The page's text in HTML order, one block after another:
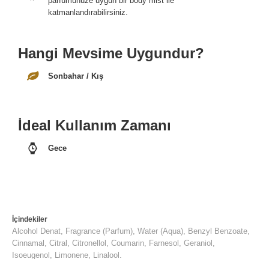
katmanlandırabilirsiniz.
Hangi Mevsime Uygundur?
Sonbahar / Kış
İdeal Kullanım Zamanı
Gece
İçindekiler
Alcohol Denat, Fragrance (Parfum), Water (Aqua), Benzyl Benzoate,
Cinnamal, Citral, Citronellol, Coumarin, Farnesol, Geraniol,
Isoeugenol, Limonene, Linalool.